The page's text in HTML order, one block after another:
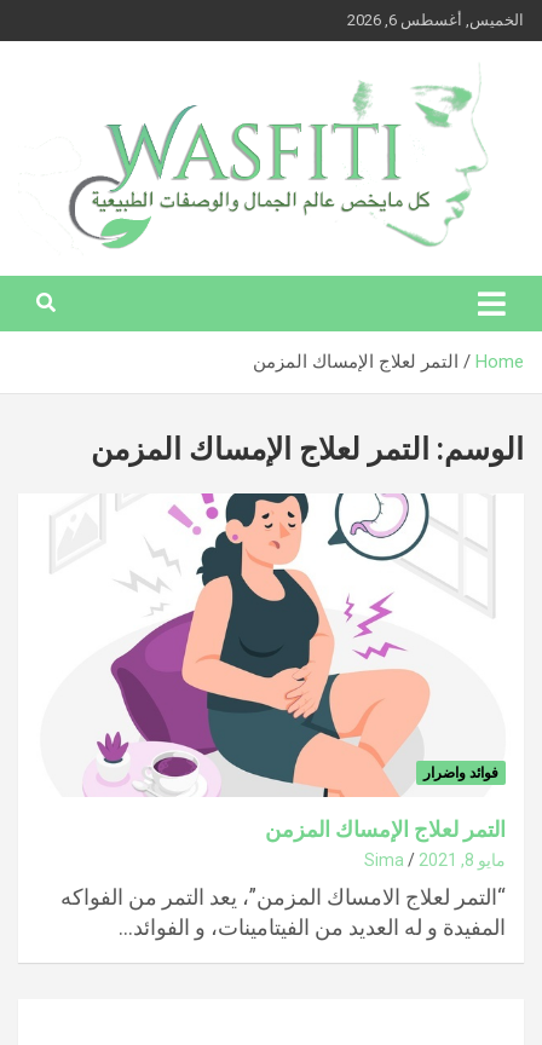
Skip
to
الخميس, أغسطس 6, 2026
وصفتي – كل ما يخص عالم الجمال
والوصفات الطبيعية
Home التمر لعلاج الإمساك المزمن
الوسم: التمر لعلاج الإمساك المزمن
فوائد واضرار
التمر لعلاج الإمساك المزمن
مايو 8, 2021 Sima
“التمر لعلاج الامساك المزمن”، يعد التمر من الفواكه
المفيدة و له العديد من الفيتامينات، و الفوائد…